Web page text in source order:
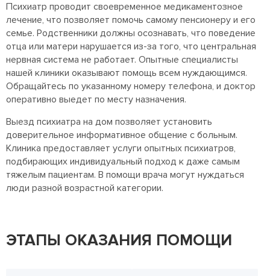
Психиатр проводит своевременное медикаментозное
лечение, что позволяет помочь самому пенсионеру и его
семье. Родственники должны осознавать, что поведение
отца или матери нарушается из-за того, что центральная
нервная система не работает. Опытные специалисты
нашей клиники оказывают помощь всем нуждающимся.
Обращайтесь по указанному номеру телефона, и доктор
оперативно выедет по месту назначения.
Выезд психиатра на дом позволяет установить
доверительное информативное общение с больным.
Клиника предоставляет услуги опытных психиатров,
подбирающих индивидуальный подход к даже самым
тяжелым пациентам. В помощи врача могут нуждаться
люди разной возрастной категории.
ЭТАПЫ ОКАЗАНИЯ ПОМОЩИ